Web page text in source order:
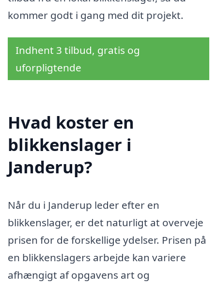
kommer godt i gang med dit projekt.
Indhent 3 tilbud, gratis og
uforpligtende
Hvad koster en
blikkenslager i
Janderup?
Når du i Janderup leder efter en
blikkenslager, er det naturligt at overveje
prisen for de forskellige ydelser. Prisen på
en blikkenslagers arbejde kan variere
afhængigt af opgavens art og